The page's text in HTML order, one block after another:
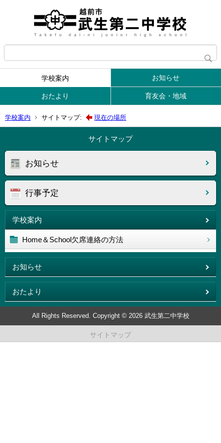
学校案内 お知らせ
おたより 育友会・地域
学校案内 サイトマップ: 現在の場所
サイトマップ
お知らせ
行事予定
学校案内
Home＆School欠席連絡の方法
お知らせ
おたより
All Rights Reserved. Copyright © 2026 武生第二中学校
サイトマップ